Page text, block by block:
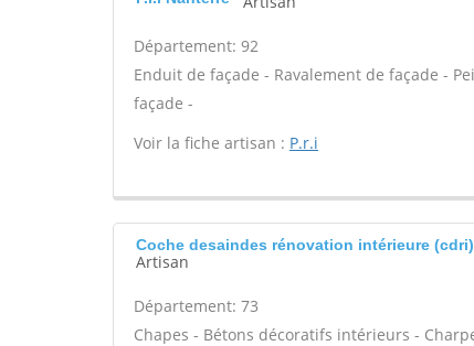
Département: 92
Enduit de façade - Ravalement de façade -
façade -
Voir la fiche artisan : P.r.i
Coche desaindes rénovation intérieure
Artisan
Département: 73
Chapes - Bétons décoratifs intérieurs -